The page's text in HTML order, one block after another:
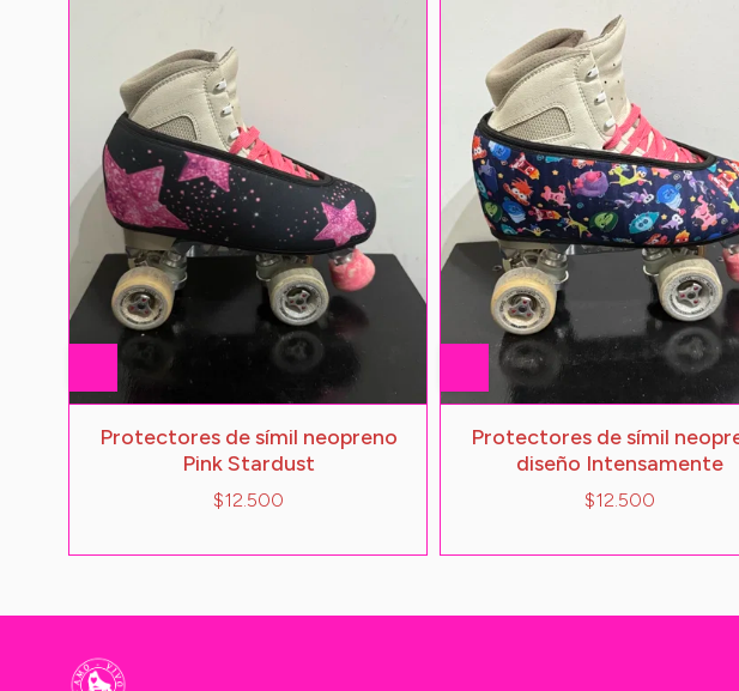
Protectores de símil neopreno
Pink Stardust
$12.500
Protectores de símil
diseño Intensamente
$12.500